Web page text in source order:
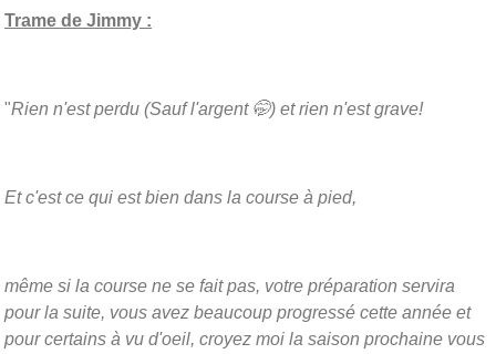
Trame de Jimmy :
"Rien n'est perdu (Sauf l'argent 🤭) et rien n'est grave!
Et c'est ce qui est bien dans la course à pied,
même si la course ne se fait pas, votre préparation servira
pour la suite, vous avez beaucoup progressé cette année et
pour certains à vu d'oeil, croyez moi la saison prochaine vous